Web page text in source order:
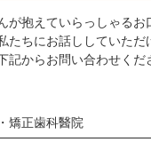
が抱えていらっしゃる
たちにお話ししていただ
記からお問い合わせくだ